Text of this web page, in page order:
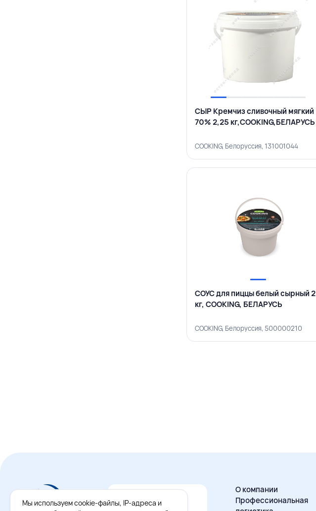
СЫР Кремчиз сливочный мягкий
70% 2,25 кг,COOKING,БЕЛАРУСЬ
COOKING, Белоруссия, 131001044
СОУС для пиццы белый сырный 2
кг, COOKING, БЕЛАРУСЬ
COOKING, Белоруссия, 500000210
О компании
Профессиональная
Мы используем cookie-файлы, IP-адреса и